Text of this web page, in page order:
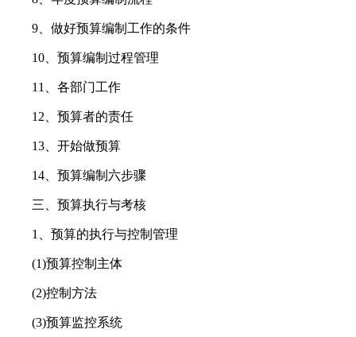
9、做好预算编制工作的条件
10、预算编制过程管理
11、各部门工作
12、预算者的责任
13、开始做预算
14、预算编制六步骤
三、预算执行与考核
1、预算的执行与控制管理
(1)预算控制主体
(2)控制方法
(3)预算监控系统